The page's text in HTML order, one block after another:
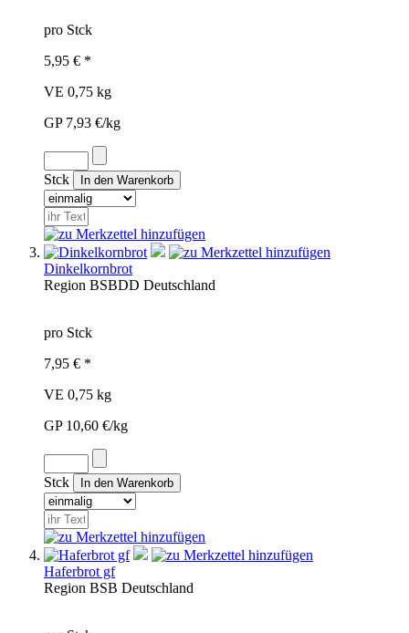
pro Stck
5,95 € *
VE 0,75 kg
GP 7,93 €/kg
Stck
Dinkelkornbrot
Region BSBDD Deutschland
pro Stck
7,95 € *
VE 0,75 kg
GP 10,60 €/kg
Stck
Haferbrot gf
Region BSB Deutschland